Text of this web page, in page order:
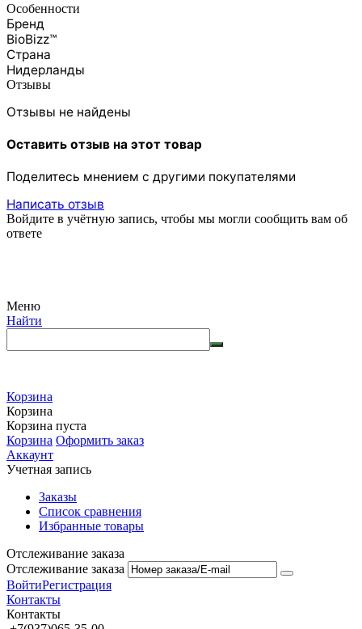
Особенности
Бренд
BioBizz™
Страна
Нидерланды
Отзывы
Отзывы не найдены
Оставить отзыв на этот товар
Поделитесь мнением с другими покупателями
Написать отзыв
Войдите в учётную запись, чтобы мы могли сообщить вам об
ответе
Меню
Найти
Корзина
Корзина
Корзина пуста
Корзина Оформить заказ
Аккаунт
Учетная запись
Заказы
Список сравнения
Избранные товары
Отслеживание заказа
Отслеживание заказа
ВойтиРегистрация
Контакты
Контакты